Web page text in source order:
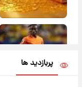
پربازدید ها